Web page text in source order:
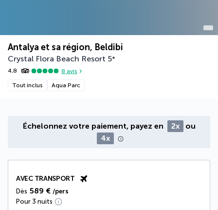
Antalya et sa région, Beldibi
Crystal Flora Beach Resort 5*
4,8 8 avis
Tout inclus Aqua Parc
Échelonnez votre paiement, payez en 2x
ou
4x
AVEC TRANSPORT
Dès 589 € /pers
Pour 3 nuits